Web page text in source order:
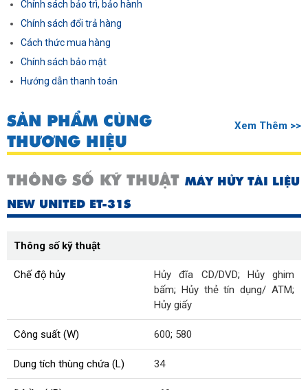
Chính sách bảo trì, bảo hành
Chính sách đổi trả hàng
Cách thức mua hàng
Chính sách bảo mật
Hướng dẫn thanh toán
SẢN PHẨM CÙNG
THƯƠNG HIỆU
Xem Thêm >>
THÔNG SỐ KỸ THUẬT MÁY HỦY TÀI LIỆU
NEW UNITED ET-31S
Thông số kỹ thuật
Chế độ hủy Hủy đĩa CD/DVD; Hủy ghim
bấm; Hủy thẻ tín dụng/ ATM;
Hủy giấy
Công suất (W) 600; 580
Dung tích thùng chứa (L) 34